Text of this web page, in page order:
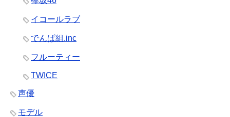
イコールラブ
でんぱ組.inc
フルーティー
TWICE
声優
モデル